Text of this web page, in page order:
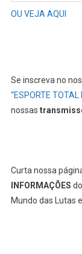
OU VEJA AQUI
Se inscreva no
“ESPORTE
nossas
Curta nossa
INFORMAÇÕES
Mundo das Lutas